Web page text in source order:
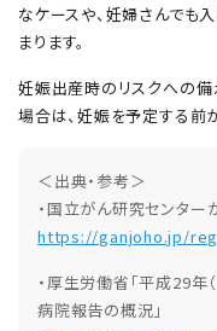
なケースや、妊婦さんでも
まります。
妊娠出産時のリスクへの備
場合は、妊娠を予定する前
＜出典・参考＞
・国立がん研究センター
https://ganjoho.jp/
・厚生労働省「平成29年
病院報告の概況」